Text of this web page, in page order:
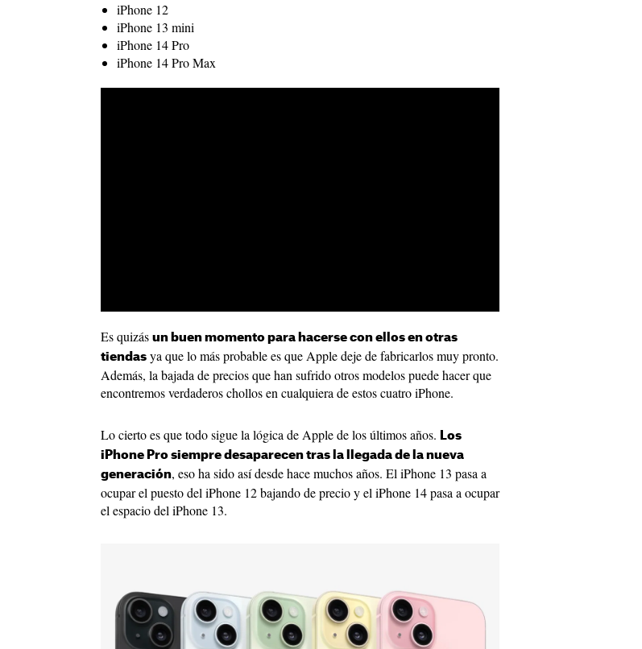
iPhone 12
iPhone 13 mini
iPhone 14 Pro
iPhone 14 Pro Max
Es quizás un buen momento para hacerse con ellos en otras
tiendas ya que lo más probable es que Apple deje de fabricarlos muy pronto.
Además, la bajada de precios que han sufrido otros modelos puede hacer que
encontremos verdaderos chollos en cualquiera de estos cuatro iPhone.
Lo cierto es que todo sigue la lógica de Apple de los últimos años. Los
iPhone Pro siempre desaparecen tras la llegada de la nueva
generación, eso ha sido así desde hace muchos años. El iPhone 13 pasa a
ocupar el puesto del iPhone 12 bajando de precio y el iPhone 14 pasa a ocupar
el espacio del iPhone 13.